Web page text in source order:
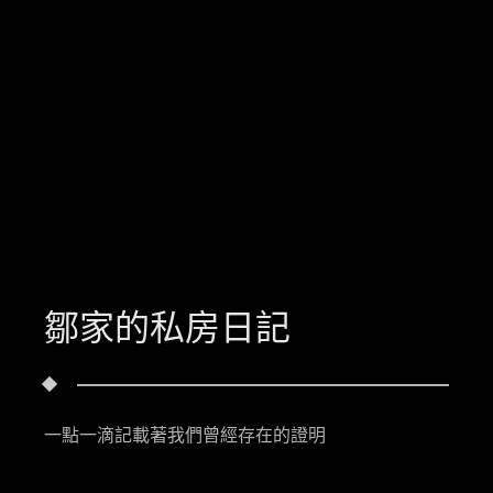
鄒家的私房日記
一點一滴記載著我們曾經存在的證明